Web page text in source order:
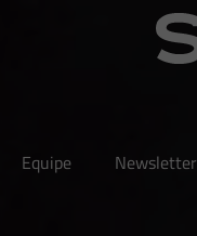
Equipe Newsletter